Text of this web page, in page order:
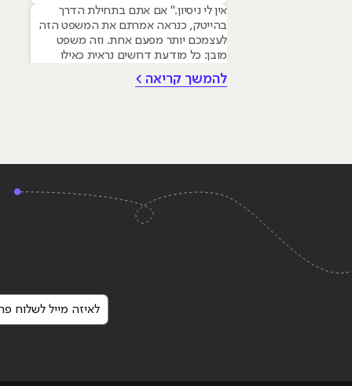
אין לי ניסיון." אם אתם בתחילת הדרך
בהייטק, כנראה אמרתם את המשפט הזה
לעצמכם יותר מפעם אחת. וזה משפט
מובן: כל מודעת דרושים נראית כאילו
נכתבה עבור מישהו שכבר עבד בצוות,
כבר נגע במוצר אמיתי, כבר צבר ביטחון.
"לימודי מאיה"
להמשך קריאה >
לאיזה מייל לשלוח